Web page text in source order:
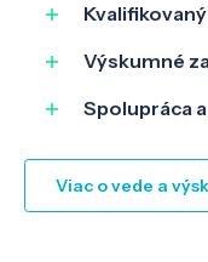
Výskumné
Spolupráca
Viac o vede a